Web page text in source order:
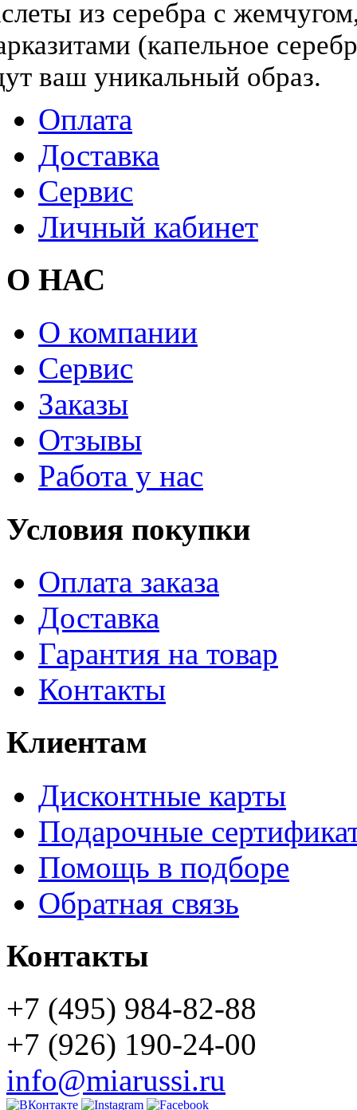
из серебра с
(капельное
ваш уникальный образ.
Оплата
Доставка
Сервис
Личный кабинет
О НАС
О компании
Сервис
Заказы
Отзывы
Работа у нас
Условия покупки
Оплата заказа
Доставка
Гарантия на товар
Контакты
Клиентам
Дисконтные карты
Подарочные
Помощь в подборе
Обратная связь
Контакты
+7 (495) 984-82-88
+7 (926) 190-24-00
info@miarussi.ru